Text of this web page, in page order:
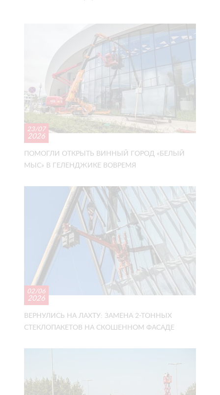
23/07
2026
ПОМОГЛИ ОТКРЫТЬ ВИННЫЙ ГОРОД «БЕЛЫЙ
МЫС» В ГЕЛЕНДЖИКЕ ВОВРЕМЯ
02/06
2026
ВЕРНУЛИСЬ НА ЛАХТУ: ЗАМЕНА 2-ТОННЫХ
СТЕКЛОПАКЕТОВ НА СКОШЕННОМ ФАСАДЕ